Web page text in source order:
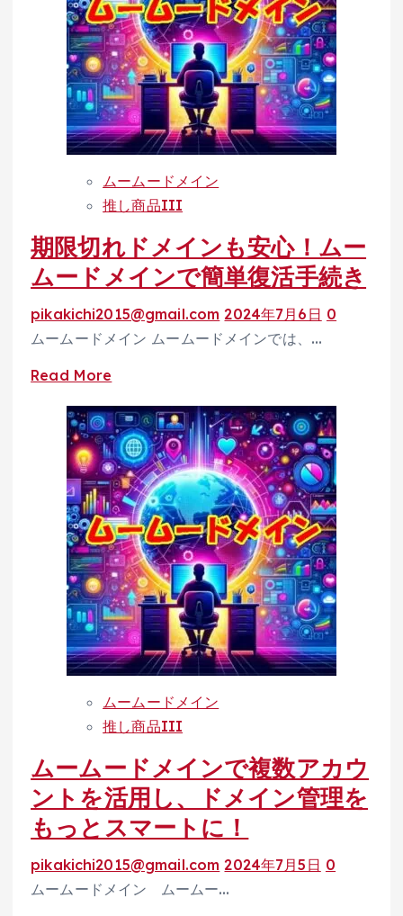
単！
ム
ー
ム
ー
ド
イ
ン
の
SFTP
接
続
ガ
ド
【Filezilla
編】
ムームードメイン
推し商品III
期限切れドメインも安心！ムー
ムードメインで簡単復活手続き
pikakichi2015@gmail.com 2024年7月6日 0
ムームードメイン ムームードメインでは、…
Read More
about
期
限
切
れ
ド
メ
イ
ン
も
安
ム
ー
ム
ー
ド
メ
イ
ン
ムームードメイン
推し商品III
ムームードメインで複数アカウ
ントを活用し、ドメイン管理を
もっとスマートに！
pikakichi2015@gmail.com 2024年7月5日 0
ムームードメイン ムームー…